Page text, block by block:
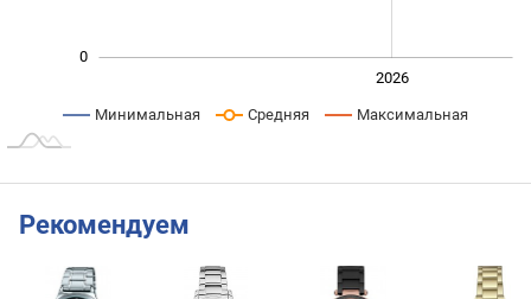
0
2026
Минимальная Средняя Максимальная
Рекомендуем